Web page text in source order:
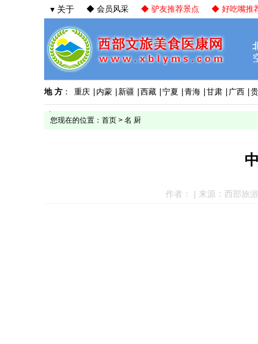
▾ 关于 ◆ 会员风采 ◆ 驴友推荐景点 ◆ 好吃嘴推
地 方 ： 重庆 内蒙 新疆 西藏 宁夏 青海 甘肃 广西
您现在的位置： 首页 > 名 厨
作者： | 来源：西部旅